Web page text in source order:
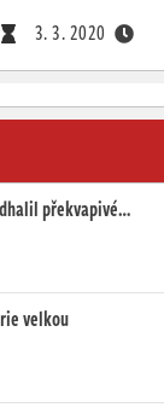
3. 3. 2020
překvapivé…
velkou